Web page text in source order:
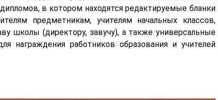
в котором находятся редактируемые бланки
предметникам, учителям начальных классов,
школы (директору, завучу), а также универсальные
награждения работников образования и учителей